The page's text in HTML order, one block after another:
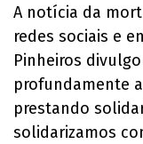
A notícia da
redes sociais e
Pinheiros
profundamente
prestando
solidarizamos